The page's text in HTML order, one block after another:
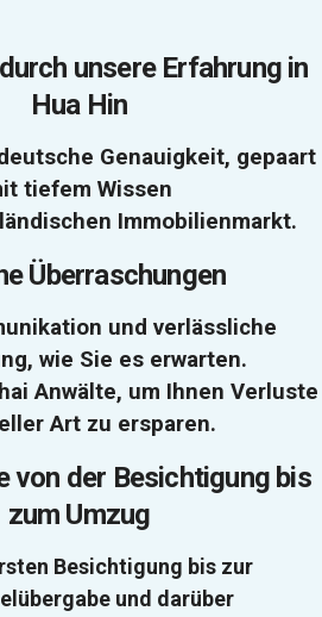
unsere Erfahrung in
Hua Hin
Genauigkeit, gepaart
tiefem Wissen
Immobilienmarkt.
Überraschungen
und verlässliche
wie Sie es erwarten.
Anwälte, um Ihnen Verluste
Art zu ersparen.
von der Besichtigung bis
zum Umzug
Besichtigung bis zur
und darüber